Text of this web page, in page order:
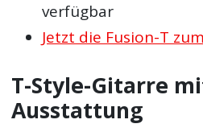
verfügbar
Jetzt die Fusion-T
T-Style-Gitarre
Ausstattung